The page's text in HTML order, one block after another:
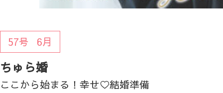
57号 6月
ちゅら婚
ここから始まる！幸せ♡結婚準備